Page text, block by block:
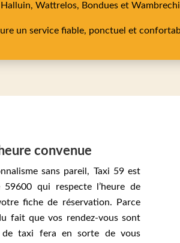
Halluin, Wattrelos, Bondues et
un service fiable, ponctuel et
convenue
sans pareil, Taxi 59 est
qui respecte l’heure de
fiche de réservation. Parce
fait que vos rendez-vous sont
de taxi fera en sorte de vous